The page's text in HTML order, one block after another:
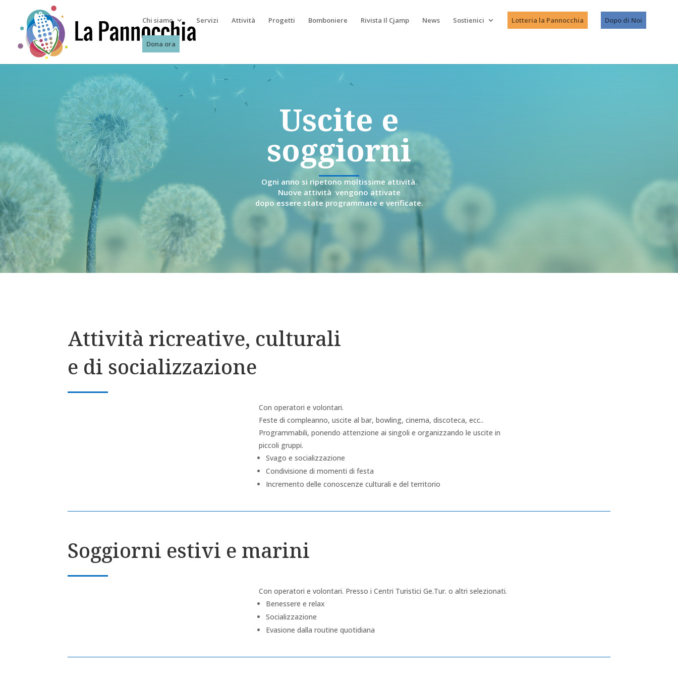
Chi siamo Servizi Attività Progetti Bomboniere Rivista Il Cjamp News Sostienici Lotteria la Pannocchia Dopo di Noi
Dona ora
Uscite e
soggiorni
Ogni anno si ripetono moltissime attività.
Nuove attività vengono attivate
dopo essere state programmate e verificate.
Attività ricreative, culturali
e di socializzazione
Con operatori e volontari.
Feste di compleanno, uscite al bar, bowling, cinema, discoteca, ecc..
Programmabili, ponendo attenzione ai singoli e organizzando le uscite in
piccoli gruppi.
Svago e socializzazione
Condivisione di momenti di festa
Incremento delle conoscenze culturali e del territorio
Soggiorni estivi e marini
Con operatori e volontari. Presso i Centri Turistici Ge.Tur. o altri selezionati.
Benessere e relax
Socializzazione
Evasione dalla routine quotidiana